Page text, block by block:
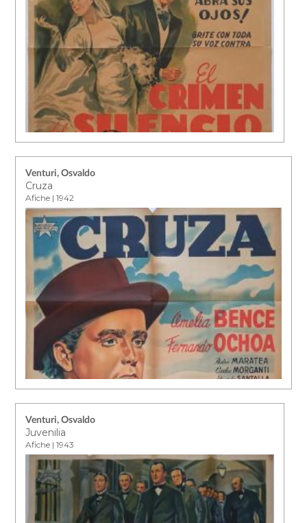
Venturi, Osvaldo
Cruza
Afiche | 1942
Venturi, Osvaldo
Juvenilia
Afiche | 1943